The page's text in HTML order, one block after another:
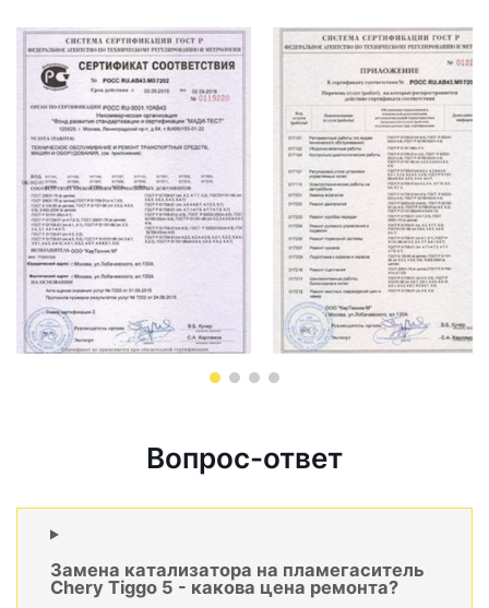
Вопрос-ответ
Замена катализатора на пламегаситель
Chery Tiggo 5 - какова цена ремонта?